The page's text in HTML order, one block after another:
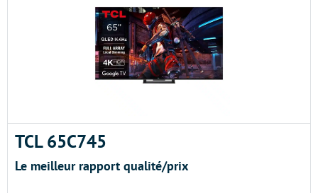
TCL 65C745
Le meilleur rapport qualité/prix